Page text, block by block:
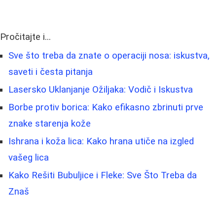
Pročitajte i...
Sve što treba da znate o operaciji nosa: iskustva,
saveti i česta pitanja
Lasersko Uklanjanje Ožiljaka: Vodič i Iskustva
Borbe protiv borica: Kako efikasno zbrinuti prve
znake starenja kože
Ishrana i koža lica: Kako hrana utiče na izgled
vašeg lica
Kako Rešiti Bubuljice i Fleke: Sve Što Treba da
Znaš